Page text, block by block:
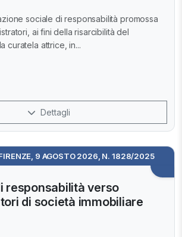
sociale di responsabilità promossa
ai fini della risarcibilità del
curatela attrice, in...
Dettagli
9 AGOSTO 2026, N. 1828/2025
responsabilità verso
di società immobiliare